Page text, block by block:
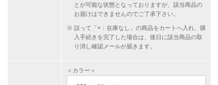
とが可能な状態となっておりますが、該当商品の
お届けはできませんのでご了承下さい。
誤って「×：在庫なし」の商品をカートへ入れ、購
入手続きを完了した場合は、後日に該当商品の取
り消し確認メールが届きます。
＜カラー＞